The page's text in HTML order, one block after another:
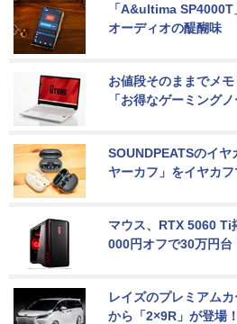
「A&ultima
オーディオの醍醐味
お値段そのままでメ
「お得なゲーミングノ
SOUNDPEATSのイヤ
ヤーカフ」をイヤカ
マウス、RTX 5060 Ti
000円オフで30万円台
レイズのプレミアム
から「2×9R」が登場！